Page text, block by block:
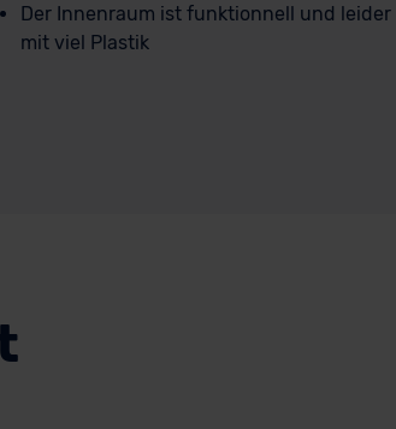
Der Innenraum ist funktionnell und leider
mit viel Plastik